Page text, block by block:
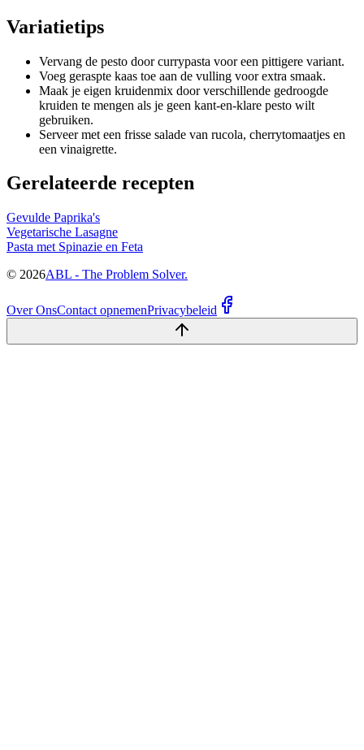
Variatietips
Vervang de pesto door currypasta voor een pittigere variant.
Voeg geraspte kaas toe aan de vulling voor extra smaak.
Maak je eigen kruidenmix door verschillende gedroogde
kruiden te mengen als je geen kant-en-klare pesto wilt
gebruiken.
Serveer met een frisse salade van rucola, cherrytomaatjes en
een vinaigrette.
Gerelateerde recepten
Gevulde Paprika's
Vegetarische Lasagne
Pasta met Spinazie en Feta
© 2026ABL - The Problem Solver.
Over OnsContact opnemenPrivacybeleid